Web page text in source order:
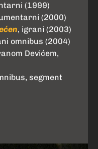
(1999)
(2000)
, igrani (2003)
omnibus (2004)
Devićem,
segment